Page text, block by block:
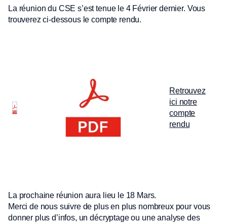
La réunion du CSE s’est tenue le 4 Février dernier. Vous
trouverez ci-dessous le compte rendu.
Retrouvez
ici notre
compte
rendu
La prochaine réunion aura lieu le 18 Mars.
Merci de nous suivre de plus en plus nombreux pour vous
donner plus d’infos, un décryptage ou une analyse des